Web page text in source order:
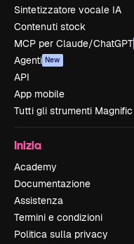
Sintetizzatore vocale IA
Contenuti stock
MCP per Claude/ChatGPT
Agenti New
API
App mobile
Tutti gli strumenti Magnific
Inizia
Academy
Documentazione
Assistenza
Termini e condizioni
Politica sulla privacy